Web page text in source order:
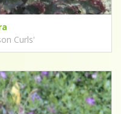
Curls'